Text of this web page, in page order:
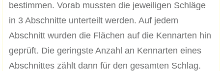
bestimmen. Vorab mussten die jeweiligen Schläge
in 3 Abschnitte unterteilt werden. Auf jedem
Abschnitt wurden die Flächen auf die Kennarten hin
geprüft. Die geringste Anzahl an Kennarten eines
Abschnittes zählt dann für den gesamten Schlag.